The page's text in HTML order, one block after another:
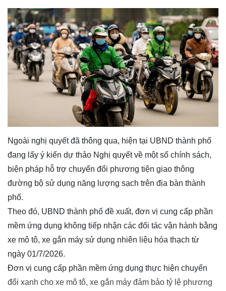
Ngoài nghị quyết đã thông qua, hiện tại UBND thành phố
đang lấy ý kiến dự thảo Nghị quyết về một số chính sách,
biện pháp hỗ trợ chuyển đổi phương tiện giao thông
đường bộ sử dụng năng lượng sạch trên địa bàn thành
phố.
Theo đó, UBND thành phố đề xuất, đơn vị cung cấp phần
mềm ứng dụng không tiếp nhận các đối tác vận hành bằng
xe mô tô, xe gắn máy sử dụng nhiên liệu hóa thạch từ
ngày 01/7/2026.
Đơn vị cung cấp phần mềm ứng dụng thực hiện chuyển
đổi xanh cho xe mô tô, xe gắn máy đảm bảo tỷ lệ phương